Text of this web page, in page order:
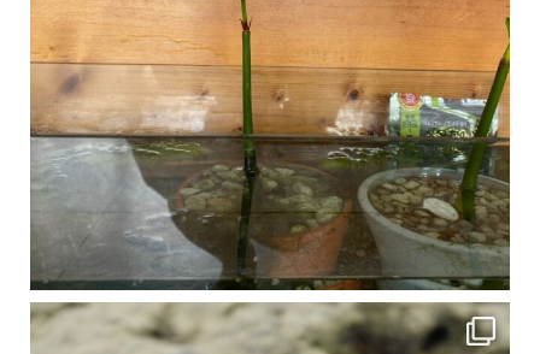
比謝川でよく見られる生き物 「イソシギ」の足に釣り針が(>_<) 比謝川は釣りが可